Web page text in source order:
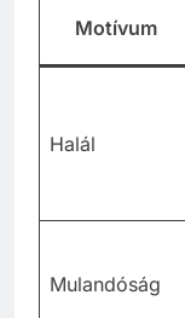
Motívum
Halál
Mulandóság